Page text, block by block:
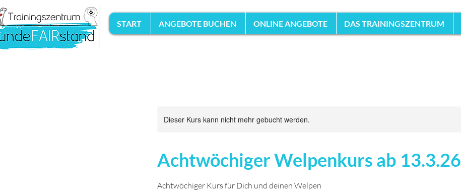
START ANGEBOTE BUCHEN ONLINE ANGEBOTE DAS TRAININGSZENTRUM
Dieser Kurs kann nicht mehr gebucht werden.
Achtwöchiger Welpenkurs ab 13.3.26
Achtwöchiger Kurs für Dich und deinen Welpen